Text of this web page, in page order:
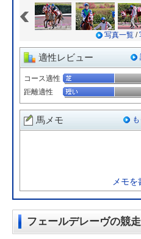
写真一覧 /
適性レビュー
コース適性
距離適性
馬メモ
メモを
フェールデレーヴの競